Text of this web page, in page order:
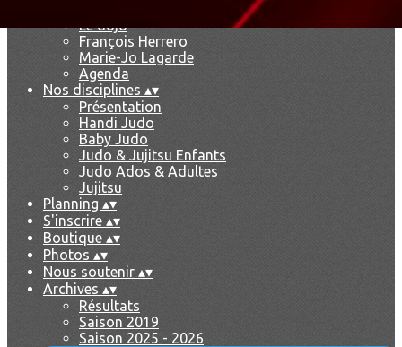
Le dojo
François Herrero
Marie-Jo Lagarde
Agenda
Nos disciplines ▴▾
Présentation
Handi Judo
Baby Judo
Judo & Jujitsu Enfants
Judo Ados & Adultes
Jujitsu
Planning ▴▾
S'inscrire ▴▾
Boutique ▴▾
Photos ▴▾
Nous soutenir ▴▾
Archives ▴▾
Résultats
Saison 2019
Saison 2025 - 2026